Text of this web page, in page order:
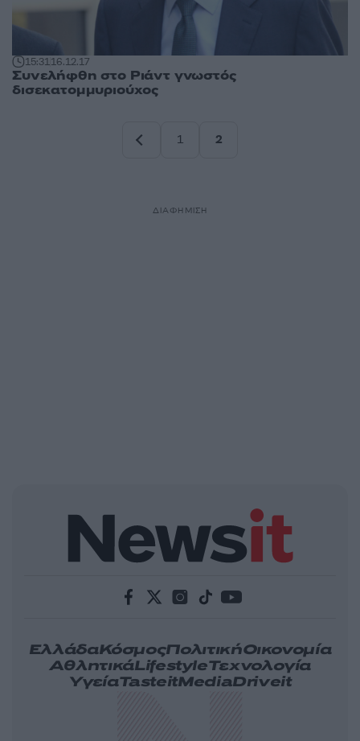
15:3116.12.17
Συνελήφθη στο Ριάντ γνωστός
δισεκατομμυριούχος
1
2
ΔΙΑΦΗΜΙΣΗ
ΕλλάδαΚόσμοςΠολιτικήΟικονομία
ΑθλητικάLifestyleΤεχνολογία
ΥγείαTasteitMediaDriveit